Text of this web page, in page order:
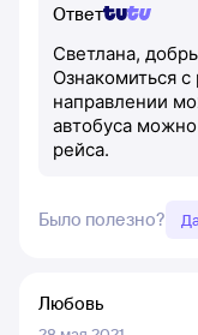
Ответ
Светлана,
Ознакомиться
направлении
автобуса
рейса.
Было полезно?
Любовь